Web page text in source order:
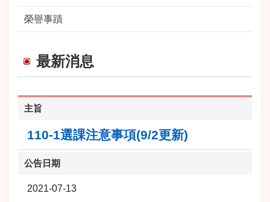
榮譽事蹟
最新消息
主旨
110-1選課注意事項(9/2更新)
公告日期
2021-07-13